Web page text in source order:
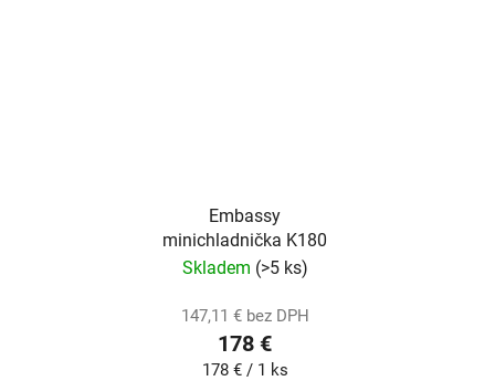
Embassy
minichladnička K180
Skladem (>5 ks)
147,11 € bez DPH
178 €
Jednotková
178 € / 1 ks